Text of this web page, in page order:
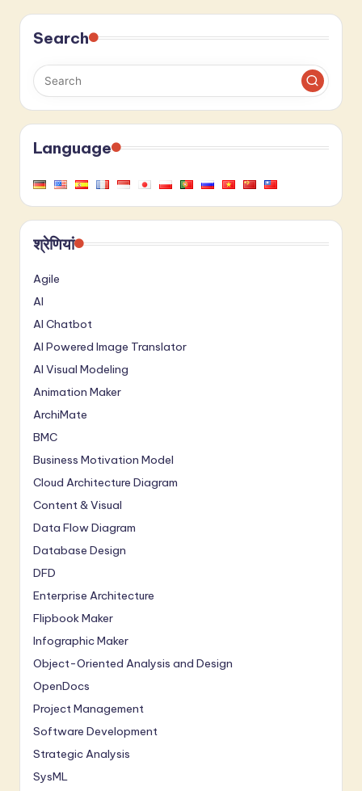
Search
Language
श्रेणियां
Agile
AI
AI Chatbot
AI Powered Image Translator
AI Visual Modeling
Animation Maker
ArchiMate
BMC
Business Motivation Model
Cloud Architecture Diagram
Content & Visual
Data Flow Diagram
Database Design
DFD
Enterprise Architecture
Flipbook Maker
Infographic Maker
Object-Oriented Analysis and Design
OpenDocs
Project Management
Software Development
Strategic Analysis
SysML